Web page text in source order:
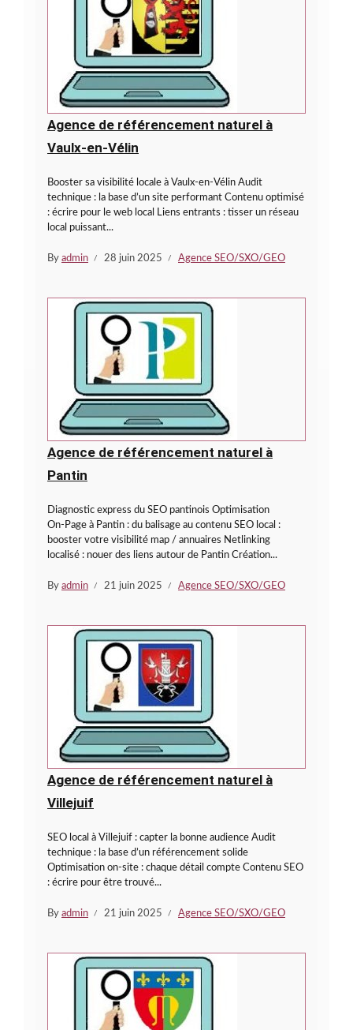
Agence de référencement naturel à
Vaulx-en-Vélin
Booster sa visibilité locale à Vaulx-en-Vélin Audit
technique : la base d’un site performant Contenu optimisé
: écrire pour le web local Liens entrants : tisser un réseau
local puissant...
By admin 28 juin 2025 Agence SEO/SXO/GEO
Agence de référencement naturel à
Pantin
Diagnostic express du SEO pantinois Optimisation
On‑Page à Pantin : du balisage au contenu SEO local :
booster votre visibilité map / annuaires Netlinking
localisé : nouer des liens autour de Pantin Création...
By admin 21 juin 2025 Agence SEO/SXO/GEO
Agence de référencement naturel à
Villejuif
SEO local à Villejuif : capter la bonne audience Audit
technique : la base d’un référencement solide
Optimisation on-site : chaque détail compte Contenu SEO
: écrire pour être trouvé...
By admin 21 juin 2025 Agence SEO/SXO/GEO